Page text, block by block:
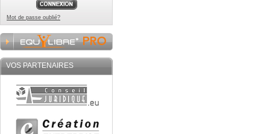
Mot de passe oublié?
VOS PARTENAIRES